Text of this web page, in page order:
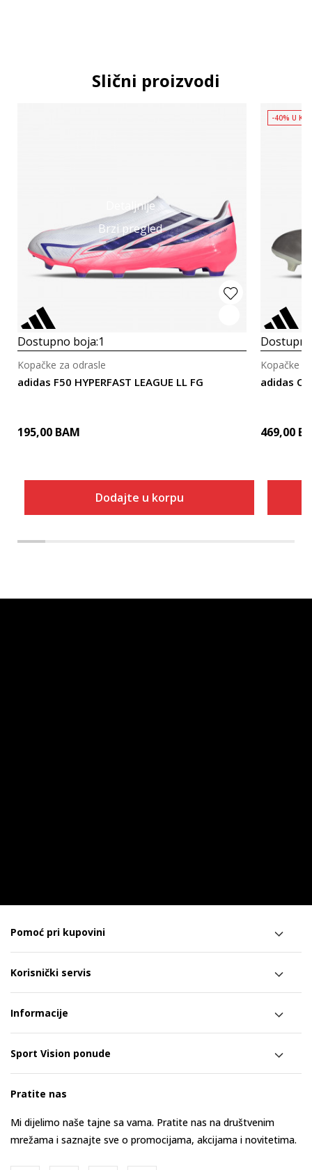
Slični proizvodi
Detaljnije
Brzi pregled
Dostupno boja:1
adidas F50 HYPERFAST LEAGUE LL FG
Kopačke za odrasle
195,00 BAM
Dodajte u korpu
-40% U
adidas
Kopačke
469,00
Pomoć pri kupovini
Korisnički servis
Informacije
Sport Vision ponude
Pratite nas
Mi dijelimo naše tajne sa vama. Pratite nas na društvenim
mrežama i saznajte sve o promocijama, akcijama i novitetima.